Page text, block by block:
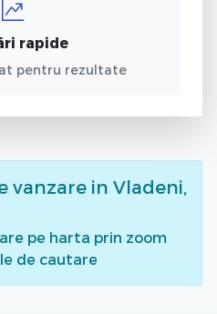
rapide
pentru rezultate
vanzare in Vladeni,
pe harta prin zoom
de cautare